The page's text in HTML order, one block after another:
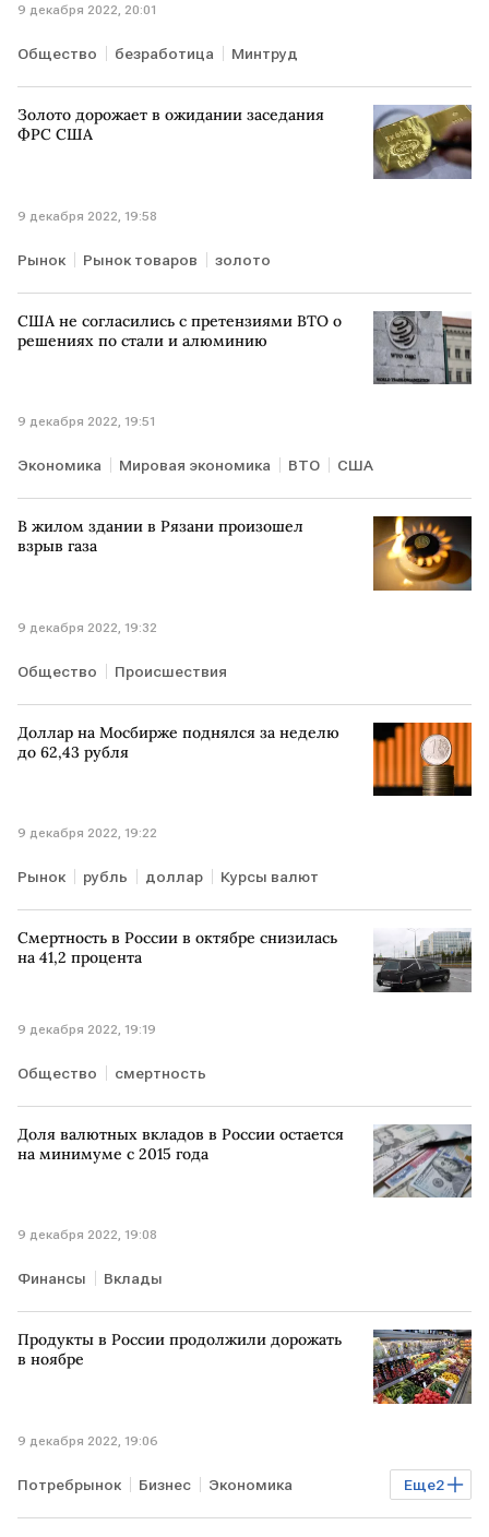
9 декабря 2022, 20:01
Общество безработица Минтруд
Золото дорожает в ожидании заседания
ФРС США
9 декабря 2022, 19:58
Рынок Рынок товаров золото
США не согласились с претензиями ВТО о
решениях по стали и алюминию
9 декабря 2022, 19:51
Экономика Мировая экономика ВТО США
В жилом здании в Рязани произошел
взрыв газа
9 декабря 2022, 19:32
Общество Происшествия
Доллар на Мосбирже поднялся за неделю
до 62,43 рубля
9 декабря 2022, 19:22
Рынок рубль доллар Курсы валют
Смертность в России в октябре снизилась
на 41,2 процента
9 декабря 2022, 19:19
Общество смертность
Доля валютных вкладов в России остается
на минимуме с 2015 года
9 декабря 2022, 19:08
Финансы Вклады
Продукты в России продолжили дорожать
в ноябре
9 декабря 2022, 19:06
Еще2
Потребрынок Бизнес Экономика
продукты питания инфляция